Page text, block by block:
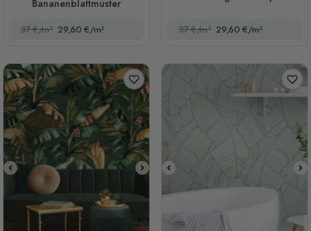
Bananenblattmuster
37 €/m² 29,60 €/m² 37 €/m² 29,60 €/m²